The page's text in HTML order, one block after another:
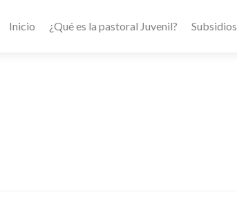
Inicio ¿Qué es la pastoral Juvenil? Subsidios